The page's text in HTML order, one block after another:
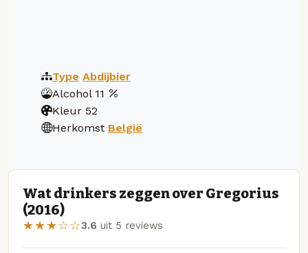
Type Abdijbier
Alcohol 11
Kleur 52
Herkomst België
Wat drinkers zeggen over Gregorius
(2016)
★★★☆☆3.6 uit 5 reviews